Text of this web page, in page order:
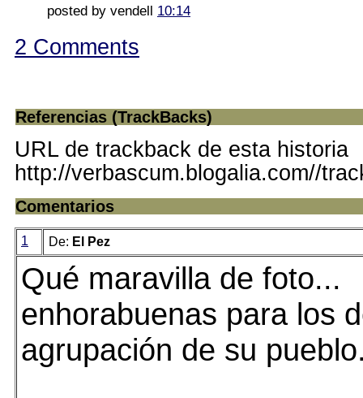
posted by vendell 10:14
2 Comments
Referencias (TrackBacks)
URL de trackback de esta historia
http://verbascum.blogalia.com//
Comentarios
1 De: El Pez
Qué maravilla de foto...
enhorabuenas para los
agrupación de su